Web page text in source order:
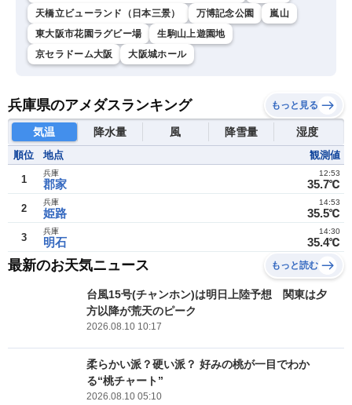
天橋立ビューランド（日本三景）
万博記念公園
嵐山
東大阪市花園ラグビー場
生駒山上遊園地
京セラドーム大阪
大阪城ホール
兵庫県のアメダスランキング もっと見る
気温 降水量 風 降雪量 湿度
順位 地点 観測値
1 郡家
兵庫
35.7℃
12:53
2 姫路
兵庫
35.5℃
14:53
3 明石
兵庫
35.4℃
14:30
最新のお天気ニュース もっと読む
台風15号(チャンホン)は明日上陸予想 関東は夕
方以降が荒天のピーク
2026.08.10 10:17
柔らかい派？硬い派？ 好みの桃が一目でわか
る“桃チャート”
2026.08.10 05:10